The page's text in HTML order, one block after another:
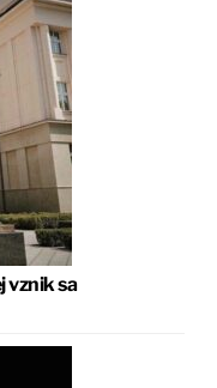
vznik sa